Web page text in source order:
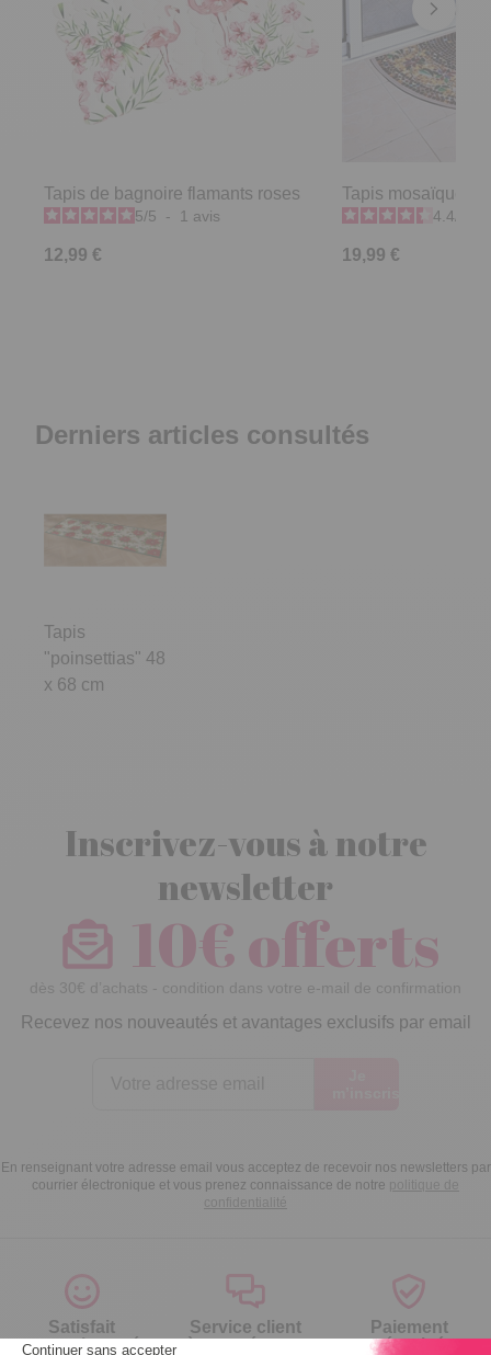
Tapis de bagnoire flamants roses
5/5 - 1 avis
12,99 €
Tapis mosaïque
4.4
19,99 €
Derniers articles consultés
Tapis
"poinsettias" 48
x 68 cm
Inscrivez-vous à notre
newsletter
10€ offerts
dès 30€ d’achats - condition dans votre e-mail de confirmation
Recevez nos nouveautés et avantages exclusifs par email
En renseignant votre adresse email vous acceptez de recevoir nos newsletters par
courrier électronique et vous prenez connaissance de notre politique de
confidentialité
Satisfait
ou remboursé
Service client
à votre écoute
Paiement
sécurisé